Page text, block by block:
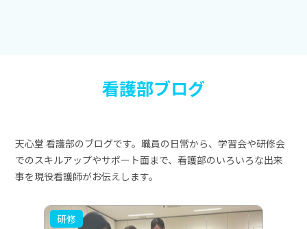
看護部ブログ
天心堂 看護部のブログです。職員の日常から、学習会や研修会
でのスキルアップやサポート面まで、看護部のいろいろな出来
事を現役看護師がお伝えします。
研修